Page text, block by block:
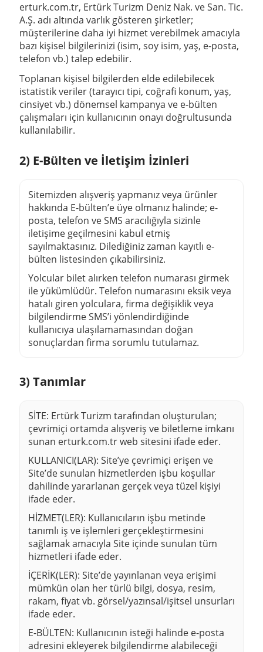
erturk.com.tr, Ertürk Turizm Deniz Nak. ve San. Tic.
A.Ş. adı altında varlık gösteren şirketler;
müşterilerine daha iyi hizmet verebilmek amacıyla
bazı kişisel bilgilerinizi (isim, soy isim, yaş, e-posta,
telefon vb.) talep edebilir.
Toplanan kişisel bilgilerden elde edilebilecek
istatistik veriler (tarayıcı tipi, coğrafi konum, yaş,
cinsiyet vb.) dönemsel kampanya ve e-bülten
çalışmaları için kullanıcının onayı doğrultusunda
kullanılabilir.
2) E-Bülten ve İletişim İzinleri
Sitemizden alışveriş yapmanız veya ürünler
hakkında E-bülten’e üye olmanız halinde; e-
posta, telefon ve SMS aracılığıyla sizinle
iletişime geçilmesini kabul etmiş
sayılmaktasınız. Dilediğiniz zaman kayıtlı e-
bülten listesinden çıkabilirsiniz.
Yolcular bilet alırken telefon numarası girmek
ile yükümlüdür. Telefon numarasını eksik veya
hatalı giren yolculara, firma değişiklik veya
bilgilendirme SMS’i yönlendirdiğinde
kullanıcıya ulaşılamamasından doğan
sonuçlardan firma sorumlu tutulamaz.
3) Tanımlar
SİTE: Ertürk Turizm tarafından oluşturulan;
çevrimiçi ortamda alışveriş ve biletleme imkanı
sunan erturk.com.trweb sitesini ifade eder.
KULLANICI(LAR): Site’ye çevrimiçi erişen ve
Site’de sunulan hizmetlerden işbu koşullar
dahilinde yararlanan gerçek veya tüzel kişiyi
ifade eder.
HİZMET(LER): Kullanıcıların işbu metinde
tanımlı iş ve işlemleri gerçekleştirmesini
sağlamak amacıyla Site içinde sunulan tüm
hizmetleri ifade eder.
İÇERİK(LER): Site’de yayınlanan veya erişimi
mümkün olan her türlü bilgi, dosya, resim,
rakam, fiyat vb. görsel/yazınsal/işitsel unsurları
ifade eder.
E-BÜLTEN: Kullanıcının isteği halinde e-posta
adresini ekleyerek bilgilendirme alabileceği